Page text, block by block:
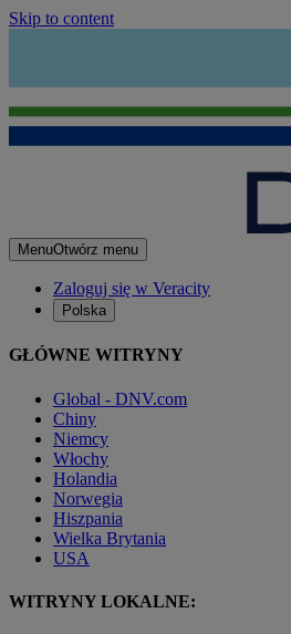
Skip to content
MenuOtwórz menu
Zaloguj się w Veracity
Polska
GŁÓWNE WITRYNY
Global - DNV.com
Chiny
Niemcy
Włochy
Holandia
Norwegia
Hiszpania
Wielka Brytania
USA
WITRYNY LOKALNE: